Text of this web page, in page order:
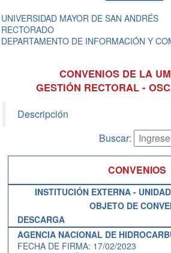
UNIVERSIDAD MAYOR DE SAN ANDRÉS
RECTORADO
DEPARTAMENTO DE INFORMACIÓN Y
CONVENIOS DE LA
GESTIÓN RECTORAL -
Descripción
Buscar:
CONVENIOS
INSTITUCIÓN EXTERNA -
OBJETO DE
DESCARGA
AGENCIA NACIONAL DE
FECHA DE FIRMA: 17/02/2023